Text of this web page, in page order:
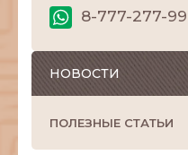
8-777-277-
НОВОСТИ
ПОЛЕЗНЫЕ СТАТЬИ